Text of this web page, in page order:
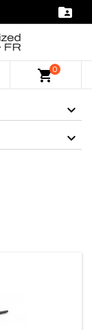

shopping_cart0